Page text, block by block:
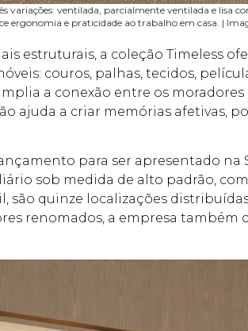
variações: ventilada, parcialmente ventilada e lisa
ergonomia e praticidade ao trabalho em casa. |
estruturais, a coleção Timeless
couros, palhas, tecidos,
a conexão entre os
ajuda a criar memórias afetivas,
para ser apresentado na
sob medida de alto padrão,
são quinze localizações
renomados, a empresa